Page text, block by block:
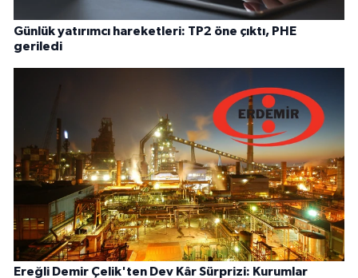
Günlük yatırımcı hareketleri: TP2 öne çıktı, PHE
geriledi
Ereğli Demir Çelik'ten Dev Kâr Sürprizi: Kurumlar